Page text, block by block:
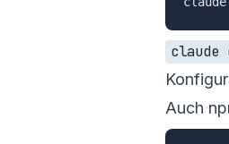
claude
Auch